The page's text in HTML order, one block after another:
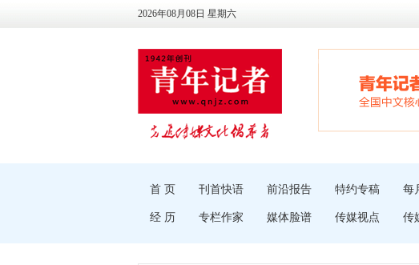
2026年08月08日 星期六
首 页 刊首快语 前沿报告 特约专稿 每
经 历 专栏作家 媒体脸谱 传媒视点 传